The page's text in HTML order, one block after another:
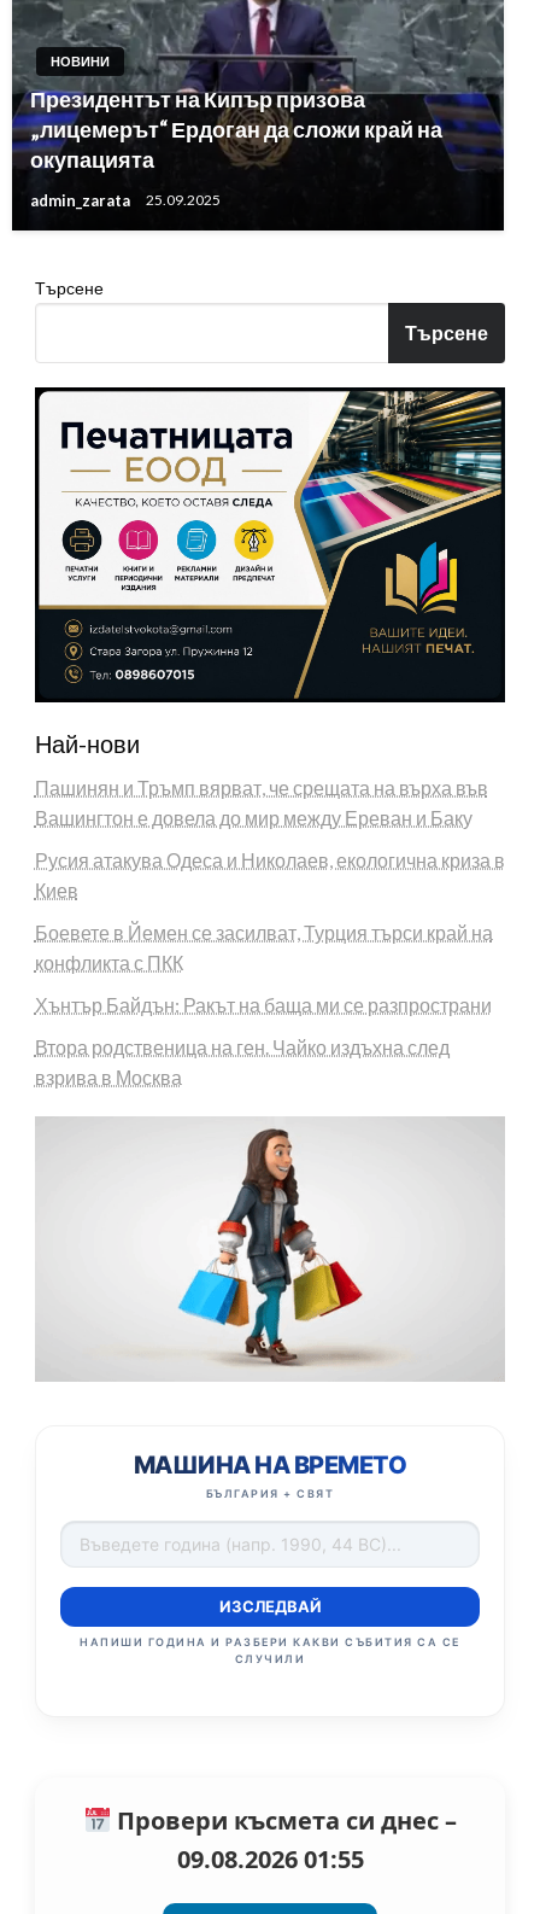
НОВИНИ
Президентът на Кипър призова
„лицемерът“ Ердоган да сложи край на
окупацията
admin_zarata 25.09.2025
Търсене
Търсене
Най-нови
Пашинян и Тръмп вярват, че срещата на върха във
Вашингтон е довела до мир между Ереван и Баку
Русия атакува Одеса и Николаев, екологична криза в
Киев
Боевете в Йемен се засилват, Турция търси край на
конфликта с ПКК
Хънтър Байдън: Ракът на баща ми се разпространи
Втора родственица на ген. Чайко издъхна след
взрива в Москва
МАШИНА НА ВРЕМЕТО
БЪЛГАРИЯ + СВЯТ
ИЗСЛЕДВАЙ
НАПИШИ ГОДИНА И РАЗБЕРИ КАКВИ СЪБИТИЯ СА СЕ
СЛУЧИЛИ
Провери късмета си днес –
09.08.2026 01:55